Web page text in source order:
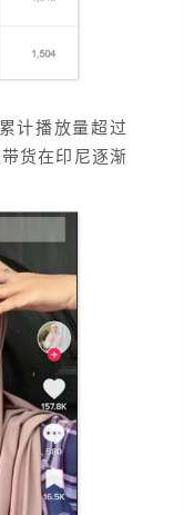
计播放量超过
货在印尼逐渐